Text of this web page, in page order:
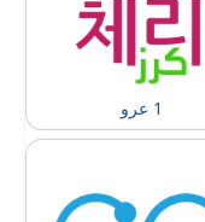
1 عرو